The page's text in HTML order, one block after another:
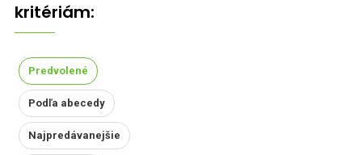
kritériám:
Predvolené
Podľa abecedy
Najpredávanejšie